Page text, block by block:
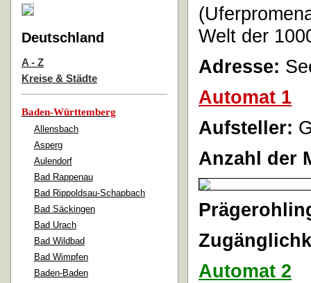
Deutschland
A - Z
Kreise & Städte
Baden-Württemberg
Allensbach
Asperg
Aulendorf
Bad Rappenau
Bad Rippoldsau-Schapbach
Bad Säckingen
Bad Urach
Bad Wildbad
Bad Wimpfen
Baden-Baden
Welt der
Adresse:
Automat 1
Aufsteller:
Anzahl der
Automat 2